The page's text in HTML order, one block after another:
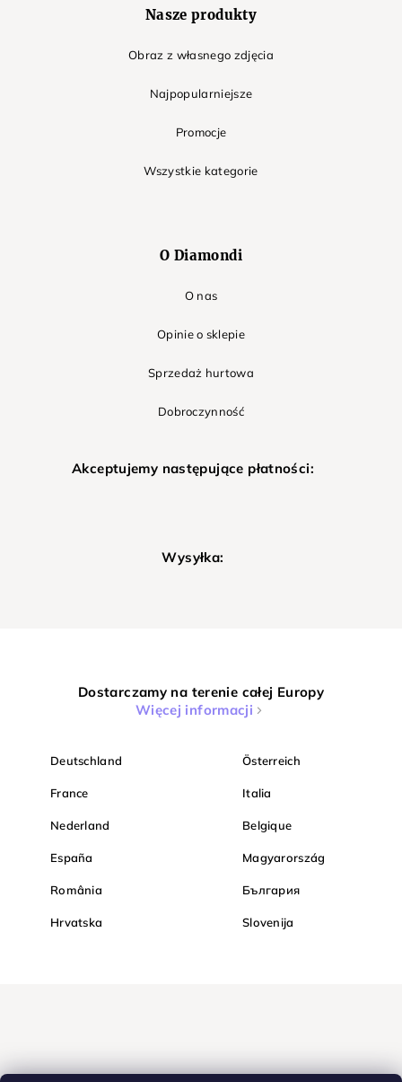
Nasze produkty
Obraz z własnego zdjęcia
Najpopularniejsze
Promocje
Wszystkie kategorie
O Diamondi
O nas
Opinie o sklepie
Sprzedaż hurtowa
Dobroczynność
Akceptujemy następujące płatności:
Wysyłka:
Dostarczamy na terenie całej Europy
Więcej informacji
Deutschland Österreich
France Italia
Nederland Belgique
España Magyarország
România България
Hrvatska Slovenija